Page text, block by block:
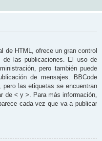
de HTML, ofrece un gran control
de las publicaciones. El uso de
pero también puede
de mensajes. BBCode
las etiquetas se encuentran
de < y >. Para más información,
cada vez que va a publicar